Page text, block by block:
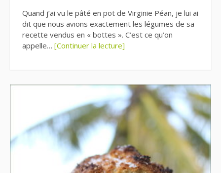
Quand j’ai vu le pâté en pot de Virginie Péan, je lui ai
dit que nous avions exactement les légumes de sa
recette vendus en « bottes ». C’est ce qu’on
appelle… [Continuer la lecture]